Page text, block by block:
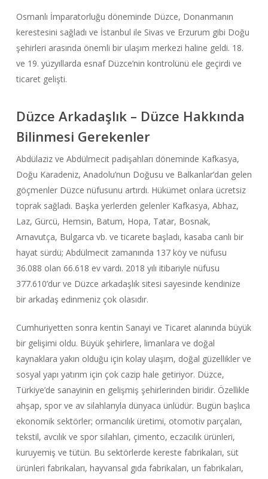
Osmanlı İmparatorluğu döneminde Düzce, Donanmanın
kerestesini sağladı ve İstanbul ile Sivas ve Erzurum gibi Doğu
şehirleri arasında önemli bir ulaşım merkezi haline geldi. 18.
ve 19. yüzyıllarda esnaf Düzce’nin kontrolünü ele geçirdi ve
ticaret gelişti.
Düzce Arkadaşlık – Düzce Hakkında
Bilinmesi Gerekenler
Abdülaziz ve Abdülmecit padişahları döneminde Kafkasya,
Doğu Karadeniz, Anadolu’nun Doğusu ve Balkanlar’dan gelen
göçmenler Düzce nüfusunu artırdı. Hükümet onlara ücretsiz
toprak sağladı. Başka yerlerden gelenler Kafkasya, Abhaz,
Laz, Gürcü, Hemsin, Batum, Hopa, Tatar, Bosnak,
Arnavutça, Bulgarca vb. ve ticarete başladı, kasaba canlı bir
hayat sürdü; Abdülmecit zamanında 137 köy ve nüfusu
36.088 olan 66.618 ev vardı. 2018 yılı itibariyle nüfusu
377.610’dur ve Düzce arkadaşlık sitesi sayesinde kendinize
bir arkadaş edinmeniz çok olasıdır.
Cumhuriyetten sonra kentin Sanayi ve Ticaret alanında büyük
bir gelişimi oldu. Büyük şehirlere, limanlara ve doğal
kaynaklara yakın olduğu için kolay ulaşım, doğal güzellikler ve
sosyal yapı yatırım için çok cazip hale getiriyor. Düzce,
Türkiye’de sanayinin en gelişmiş şehirlerinden biridir. Özellikle
ahşap, spor ve av silahlarıyla dünyaca ünlüdür. Bugün başlıca
ekonomik sektörler; ormancılık üretimi, otomotiv parçaları,
tekstil, avcılık ve spor silahları, çimento, eczacılık ürünleri,
kuruyemiş ve tütün. Bu sektörlerde kereste fabrikaları, süt
ürünleri fabrikaları, hayvansal gıda fabrikaları, un fabrikaları,